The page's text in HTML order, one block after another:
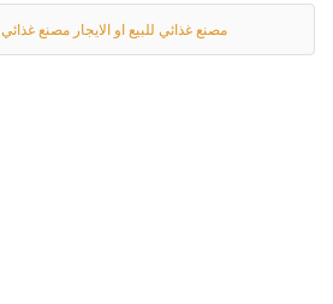
مصنع غذائي للبيع او الايجار مصنع غذائي 300 متر